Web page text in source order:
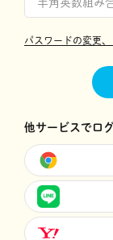
パスワードの変更
他サービスでロ